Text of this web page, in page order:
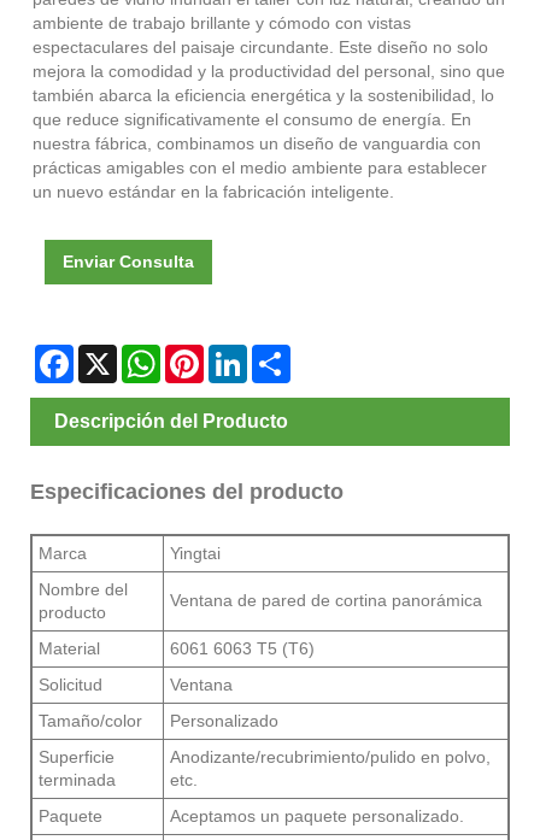
ambiente de trabajo brillante y cómodo con vistas
espectaculares del paisaje circundante. Este diseño no solo
mejora la comodidad y la productividad del personal, sino que
también abarca la eficiencia energética y la sostenibilidad, lo
que reduce significativamente el consumo de energía. En
nuestra fábrica, combinamos un diseño de vanguardia con
prácticas amigables con el medio ambiente para establecer
un nuevo estándar en la fabricación inteligente.
Enviar Consulta
Facebook
X WhatsAppPinterestLinkedIn
Descripción del Producto
Especificaciones del producto
Marca
Yingtai
Nombre del
producto
Ventana de pared de cortina panorámica
Material
6061 6063 T5 (T6)
Solicitud
Ventana
Tamaño/color
Personalizado
Superficie
terminada
Anodizante/recubrimiento/pulido en polvo,
etc.
Paquete
Aceptamos un paquete personalizado.